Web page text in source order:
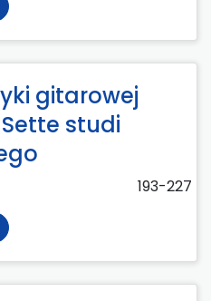
gitarowej
studi
193-227